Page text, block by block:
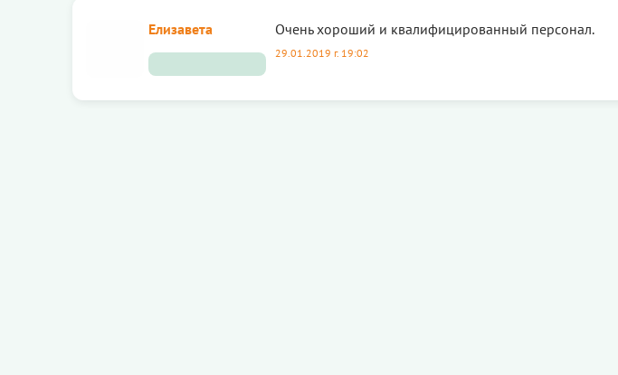
Елизавета Очень хороший и квалифицированный персонал.
29.01.2019 г. 19:02